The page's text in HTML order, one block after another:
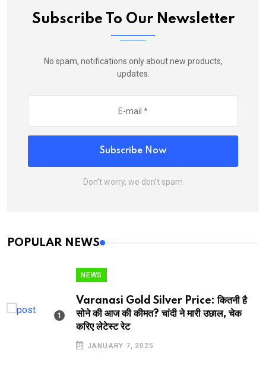
Subscribe To Our Newsletter
No spam, notifications only about new products,
updates.
Subscribe Now
Don’t worry, we don’t spam
POPULAR NEWS
NEWS
Varanasi Gold Silver Price: कितनी है
सोने की आज की कीमत? चांदी ने मारी उछाल, चेक
करिए लेटेस्ट रेट
JANUARY 7, 2025